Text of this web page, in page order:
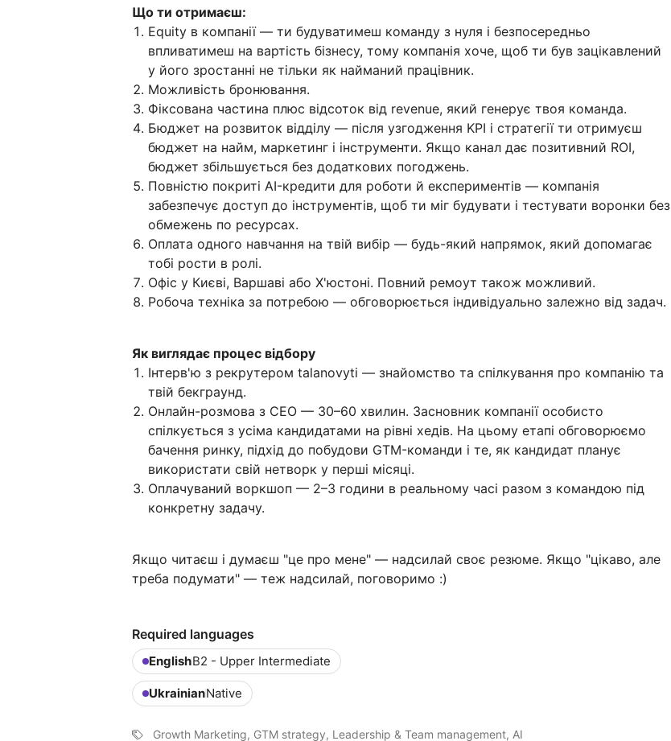
Що ти отримаєш:
Equity в компанії — ти будуватимеш команду з нуля і безпосередньо
впливатимеш на вартість бізнесу, тому компанія хоче, щоб ти був зацікавлений
у його зростанні не тільки як найманий працівник.
Можливість бронювання.
Фіксована частина плюс відсоток від revenue, який генерує твоя команда.
Бюджет на розвиток відділу — після узгодження KPI і стратегії ти отримуєш
бюджет на найм, маркетинг і інструменти. Якщо канал дає позитивний ROI,
бюджет збільшується без додаткових погоджень.
Повністю покриті AI-кредити для роботи й експериментів — компанія
забезпечує доступ до інструментів, щоб ти міг будувати і тестувати воронки без
обмежень по ресурсах.
Оплата одного навчання на твій вибір — будь-який напрямок, який допомагає
тобі рости в ролі.
Офіс у Києві, Варшаві або Х'юстоні. Повний ремоут також можливий.
Робоча техніка за потребою — обговорюється індивідуально залежно від задач.
Як виглядає процес відбору
Інтерв'ю з рекрутером talanovyti — знайомство та спілкування про компанію та
твій бекграунд.
Онлайн-розмова з CEO — 30–60 хвилин. Засновник компанії особисто
спілкується з усіма кандидатами на рівні хедів. На цьому етапі обговорюємо
бачення ринку, підхід до побудови GTM-команди і те, як кандидат планує
використати свій нетворк у перші місяці.
Оплачуваний воркшоп — 2–3 години в реальному часі разом з командою під
конкретну задачу.
Якщо читаєш і думаєш "це про мене" — надсилай своє резюме. Якщо "цікаво, але
треба подумати" — теж надсилай, поговоримо :)
Required languages
EnglishB2 - Upper Intermediate
UkrainianNative
Growth Marketing, GTM strategy, Leadership & Team management, AI